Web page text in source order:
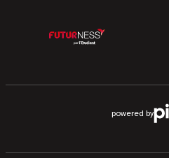
powered by